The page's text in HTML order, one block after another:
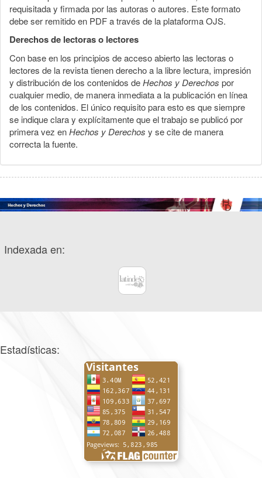
requisitada y firmada por las autoras o autores. Este formato
debe ser remitido en PDF a través de la plataforma OJS.
Derechos de lectoras o lectores
Con base en los principios de acceso abierto las lectoras o
lectores de la revista tienen derecho a la libre lectura, impresión
y distribución de los contenidos deHechos y Derechos por
cualquier medio, de manera inmediata a la publicación en línea
de los contenidos. El único requisito para esto es que siempre
se indique clara y explícitamente que el trabajo se publicó por
primera vez enHechos y Derechos y se cite de manera
correcta la fuente.
Indexada en:
Estadísticas: